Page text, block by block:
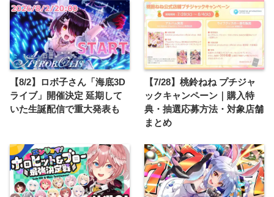
【8/2】ロボ子さん「海底3D
ライブ」開催決定 延期して
いた生誕配信で重大発表も
【7/28】桃鈴ねね プチジャ
ックキャンペーン｜購入特
典・抽選応募方法・対象店舗
まとめ